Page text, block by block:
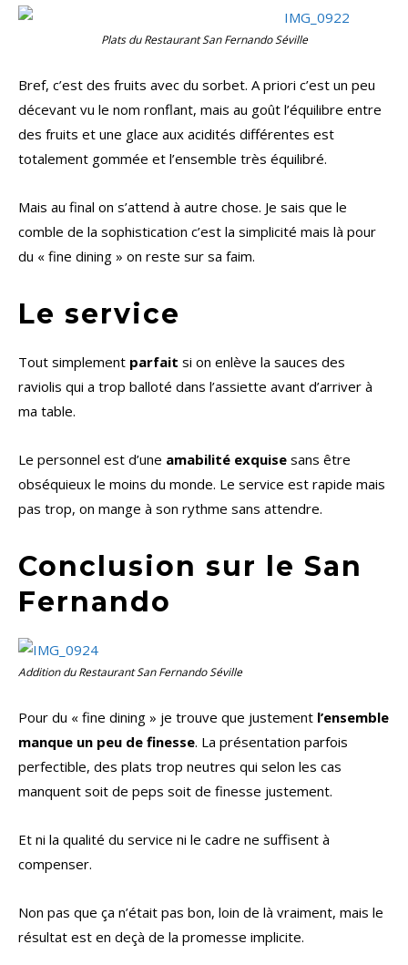
Plats du Restaurant San Fernando Séville
Bref, c’est des fruits avec du sorbet. A priori c’est un peu
décevant vu le nom ronflant, mais au goût l’équilibre entre
des fruits et une glace aux acidités différentes est
totalement gommée et l’ensemble très équilibré.
Mais au final on s’attend à autre chose. Je sais que le
comble de la sophistication c’est la simplicité mais là pour
du « fine dining » on reste sur sa faim.
Le service
Tout simplement parfait si on enlève la sauces des
raviolis qui a trop balloté dans l’assiette avant d’arriver à
ma table.
Le personnel est d’une amabilité exquise sans être
obséquieux le moins du monde. Le service est rapide mais
pas trop, on mange à son rythme sans attendre.
Conclusion sur le San
Fernando
Addition du Restaurant San Fernando Séville
Pour du « fine dining » je trouve que justement l’ensemble
manque un peu de finesse. La présentation parfois
perfectible, des plats trop neutres qui selon les cas
manquent soit de peps soit de finesse justement.
Et ni la qualité du service ni le cadre ne suffisent à
compenser.
Non pas que ça n’était pas bon, loin de là vraiment, mais le
résultat est en deçà de la promesse implicite.